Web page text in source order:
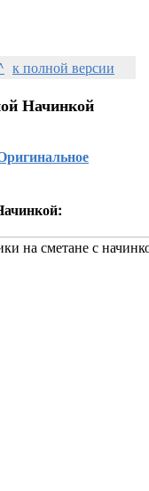
к полной версии
Начинкой